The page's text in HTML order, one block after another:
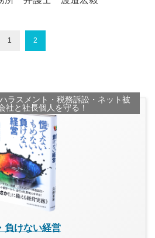
1 2
ラスメント・税務訴訟・ネット被
社と社長個人を守る！
負けない経営